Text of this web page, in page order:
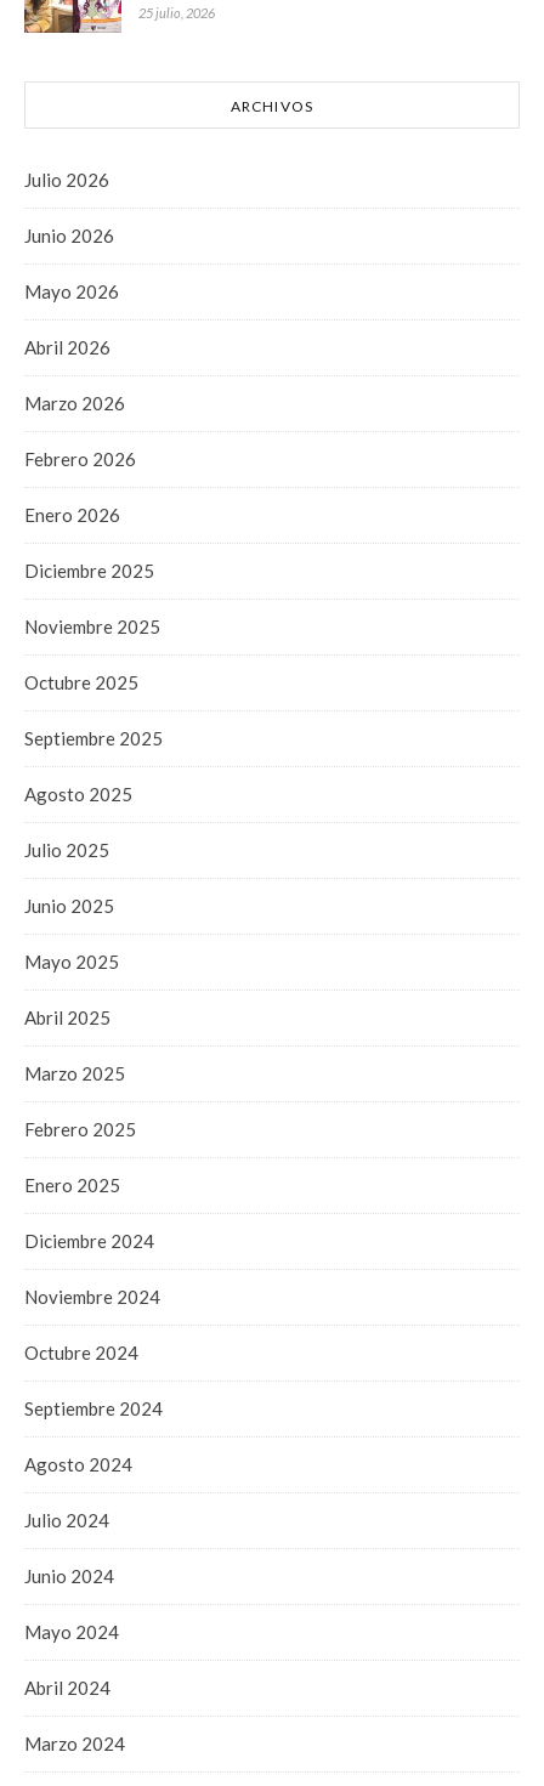
25 julio, 2026
ARCHIVOS
Julio 2026
Junio 2026
Mayo 2026
Abril 2026
Marzo 2026
Febrero 2026
Enero 2026
Diciembre 2025
Noviembre 2025
Octubre 2025
Septiembre 2025
Agosto 2025
Julio 2025
Junio 2025
Mayo 2025
Abril 2025
Marzo 2025
Febrero 2025
Enero 2025
Diciembre 2024
Noviembre 2024
Octubre 2024
Septiembre 2024
Agosto 2024
Julio 2024
Junio 2024
Mayo 2024
Abril 2024
Marzo 2024